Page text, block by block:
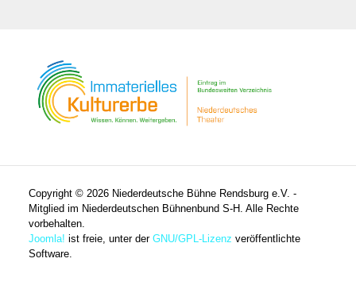
Copyright © 2026 Niederdeutsche Bühne Rendsburg e.V. -
Mitglied im Niederdeutschen Bühnenbund S-H. Alle Rechte
vorbehalten.
Joomla! ist freie, unter derGNU/GPL-Lizenz veröffentlichte
Software.